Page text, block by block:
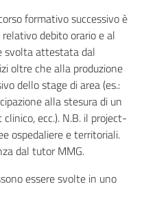
formativo successivo è
debito orario e al
svolta attestata dal
oltre che alla produzione
dello stage di area (es.:
alla stesura di un
ecc.). N.B. il project-
ospedaliere e territoriali.
dal tutor MMG.
essere svolte in uno